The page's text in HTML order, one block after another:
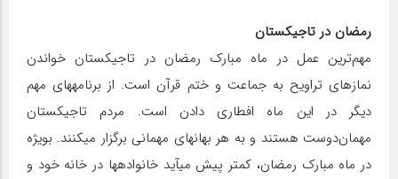
رمضان در تاجیکستان
مهم‌ترین عمل در ماه مبارک رمضان در تاجیکستان خواندن
نماز‌های تراویح به جماعت و ختم قرآن است. از برنامه‏های مهم
دیگر در این ماه افطاری‏ دادن است. مردم تاجیکستان
مهمان‌دوست هستند و به هر بهانه‏ای مهمانی برگزار می‏کنند. بویژه
در ماه مبارک رمضان، کمتر پیش می‏آید خانواده‏ها در خانه خود و